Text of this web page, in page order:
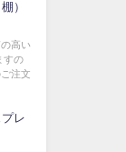
）
高い
すの
注文
レ